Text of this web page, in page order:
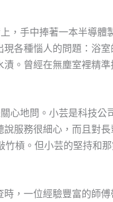
，手中捧著一本半導體
各種惱人的問題：浴
。曾經在無塵室裡精
心地問。小芸是科技公
服務很細心，而且對
槓。但小芸的堅持和
，一位經驗豐富的師